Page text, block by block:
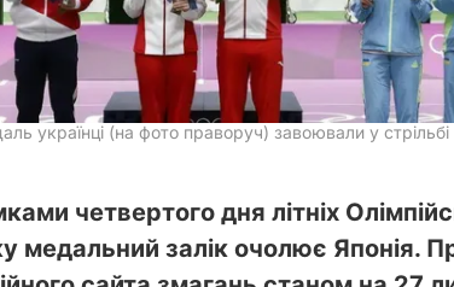
українці (на фото праворуч) завоювали у стрільбі
четвертого дня літніх
медальний залік очолює Японія.